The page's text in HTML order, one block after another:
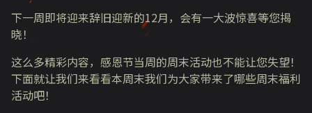
下一周即将迎来辞旧迎新的12月，会有一大波惊喜等您揭
晓！
这么多精彩内容，感恩节当周的周末活动也不能让您失望！
下面就让我们来看看本周末我们为大家带来了哪些周末福利
活动吧！